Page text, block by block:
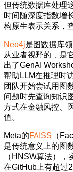
但传统数据库处理
时间随深度指数增
构原生表示关系，
Neo4j是图数据库
从业者视野的，是
出了GenAI
帮助LLM在推理时
团队开始尝试用图
问题时先查询知识
方式在金融风控、
值。
Meta的FAISS （
是传统意义上的图
（HNSW算法）
在GitHub上有超过